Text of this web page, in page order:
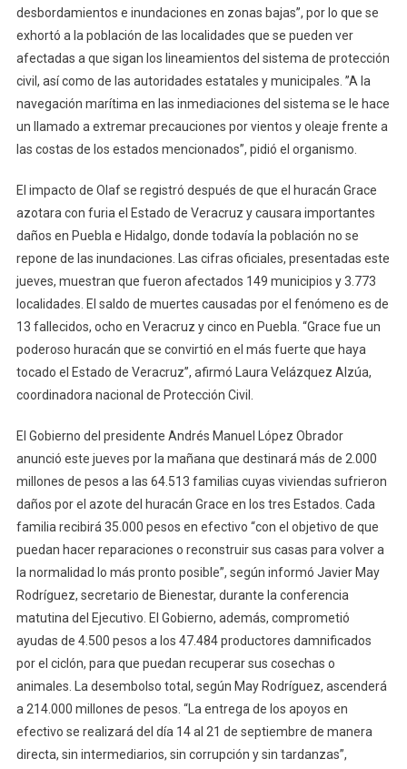
desbordamientos e inundaciones en zonas bajas”, por lo que se
exhortó a la población de las localidades que se pueden ver
afectadas a que sigan los lineamientos del sistema de protección
civil, así como de las autoridades estatales y municipales. ”A la
navegación marítima en las inmediaciones del sistema se le hace
un llamado a extremar precauciones por vientos y oleaje frente a
las costas de los estados mencionados”, pidió el organismo.
El impacto de Olaf se registró después de que el huracán Grace
azotara con furia el Estado de Veracruz y causara importantes
daños en Puebla e Hidalgo, donde todavía la población no se
repone de las inundaciones. Las cifras oficiales, presentadas este
jueves, muestran que fueron afectados 149 municipios y 3.773
localidades. El saldo de muertes causadas por el fenómeno es de
13 fallecidos, ocho en Veracruz y cinco en Puebla. “Grace fue un
poderoso huracán que se convirtió en el más fuerte que haya
tocado el Estado de Veracruz”, afirmó Laura Velázquez Alzúa,
coordinadora nacional de Protección Civil.
El Gobierno del presidente Andrés Manuel López Obrador
anunció este jueves por la mañana que destinará más de 2.000
millones de pesos a las 64.513 familias cuyas viviendas sufrieron
daños por el azote del huracán Grace en los tres Estados. Cada
familia recibirá 35.000 pesos en efectivo “con el objetivo de que
puedan hacer reparaciones o reconstruir sus casas para volver a
la normalidad lo más pronto posible”, según informó Javier May
Rodríguez, secretario de Bienestar, durante la conferencia
matutina del Ejecutivo. El Gobierno, además, comprometió
ayudas de 4.500 pesos a los 47.484 productores damnificados
por el ciclón, para que puedan recuperar sus cosechas o
animales. La desembolso total, según May Rodríguez, ascenderá
a 214.000 millones de pesos. “La entrega de los apoyos en
efectivo se realizará del día 14 al 21 de septiembre de manera
directa, sin intermediarios, sin corrupción y sin tardanzas”,